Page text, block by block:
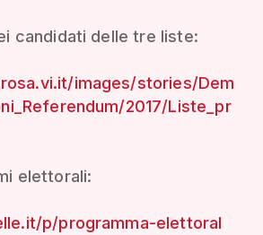
candidati delle tre liste:
images/stories/Dem
2017/Liste_pr
elettorali:
p/programma-elettoral